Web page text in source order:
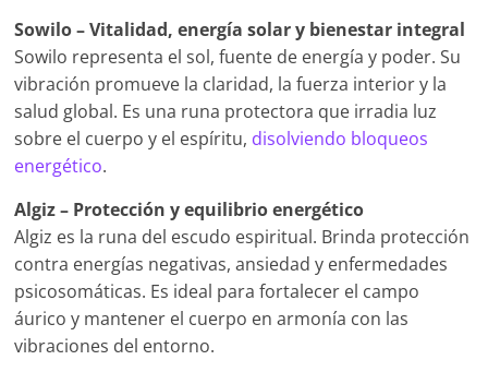
Sowilo – Vitalidad, energía solar y bienestar integral
Sowilo representa el sol, fuente de energía y poder. Su
vibración promueve la claridad, la fuerza interior y la
salud global. Es una runa protectora que irradia luz
sobre el cuerpo y el espíritu, disolviendo bloqueos
energético.
Algiz – Protección y equilibrio energético
Algiz es la runa del escudo espiritual. Brinda protección
contra energías negativas, ansiedad y enfermedades
psicosomáticas. Es ideal para fortalecer el campo
áurico y mantener el cuerpo en armonía con las
vibraciones del entorno.